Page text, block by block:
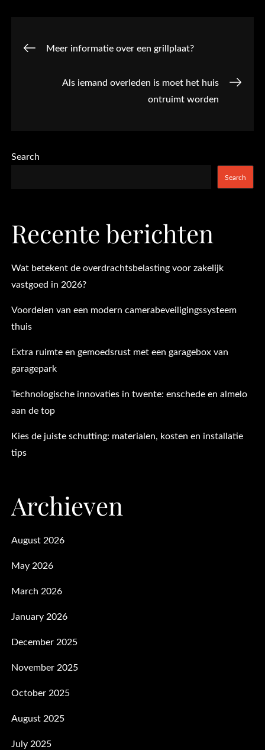
Post
navigation
Meer informatie over een grillplaat?
Als iemand overleden is moet het huis
ontruimt worden
Search
Search
Recente berichten
Wat betekent de overdrachtsbelasting voor zakelijk
vastgoed in 2026?
Voordelen van een modern camerabeveiligingssysteem
thuis
Extra ruimte en gemoedsrust met een garagebox van
garagepark
Technologische innovaties in twente: enschede en almelo
aan de top
Kies de juiste schutting: materialen, kosten en installatie
tips
Archieven
August 2026
May 2026
March 2026
January 2026
December 2025
November 2025
October 2025
August 2025
July 2025